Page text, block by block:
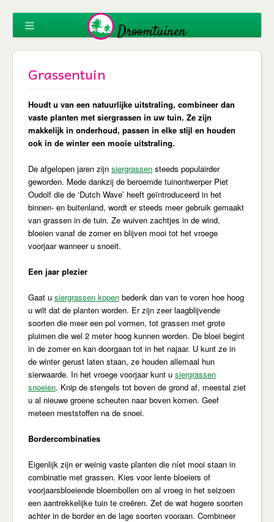
Grassentuin
Houdt u van een natuurlijke uitstraling, combineer dan
vaste planten met siergrassen in uw tuin. Ze zijn
makkelijk in onderhoud, passen in elke stijl en houden
ook in de winter een mooie uitstraling.
De afgelopen jaren zijn siergrassen steeds populairder
geworden. Mede dankzij de beroemde tuinontwerper Piet
Oudolf die de ‘Dutch Wave’ heeft geïntroduceerd in het
binnen- en buitenland, wordt er steeds meer gebruik gemaakt
van grassen in de tuin. Ze wuiven zachtjes in de wind,
bloeien vanaf de zomer en blijven mooi tot het vroege
voorjaar wanneer u snoeit.
Een jaar plezier
Gaat u siergrassen kopen bedenk dan van te voren hoe hoog
u wilt dat de planten worden. Er zijn zeer laagblijvende
soorten die meer een pol vormen, tot grassen met grote
pluimen die wel 2 meter hoog kunnen worden. De bloei begint
in de zomer en kan doorgaan tot in het najaar. U kunt ze in
de winter gerust laten staan, ze houden allemaal hun
sierwaarde. In het vroege voorjaar kunt u siergrassen
snoeien. Knip de stengels tot boven de grond af, meestal ziet
u al nieuwe groene scheuten naar boven komen. Geef
meteen meststoffen na de snoei.
Bordercombinaties
Eigenlijk zijn er weinig vaste planten die níet mooi staan in
combinatie met grassen. Kies voor lente bloeiers of
voorjaarsbloeiende bloembollen om al vroeg in het seizoen
een aantrekkelijke tuin te creëren. Zet de wat hogere soorten
achter in de border en de lage soorten vooraan. Combineer